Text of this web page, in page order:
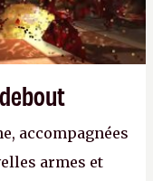
accompagnées
armes et